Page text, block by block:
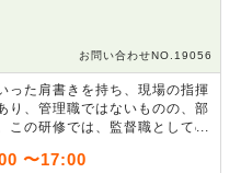
お問い合わせNO.19056
った肩書きを持ち、現場の指揮
り、管理職ではないものの、部
の研修では、監督職としての
ームのリーダーとしてチーム
〜17:00